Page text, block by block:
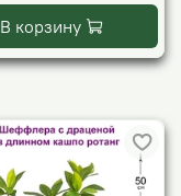
В корзину